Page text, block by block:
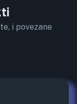
i povezane